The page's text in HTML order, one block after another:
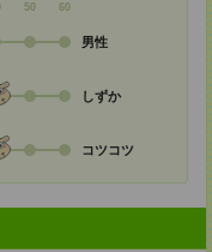
50 60
男性
しずか
コツコツ